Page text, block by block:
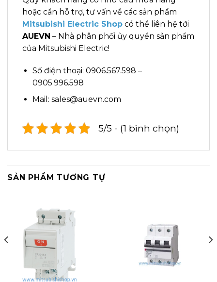
hoặc cần hỗ trợ, tư vấn về các sản phẩm
Mitsubishi Electric Shop có thể liên hệ tới
AUEVN – Nhà phân phối ủy quyền sản phẩm
của Mitsubishi Electric!
Số điện thoại: 0906.567.598 –
0905.996.598
Mail: sales@auevn.com
5/5 - (1 bình chọn)
SẢN PHẨM TƯƠNG TỰ